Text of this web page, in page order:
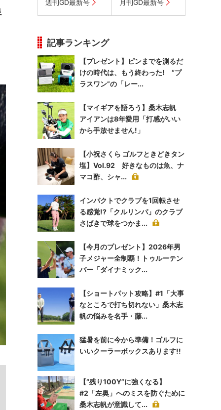
週刊GD最新号 月刊GD最新号
記事ランキング
【プレゼント】ピンまでを測るだ
けの時代は、もう終わった! “プ
ラスワン”の「レー...
【マイギアを語ろう】桑木志帆
アイアンは8年愛用「打感がいい
から手放せません!」
【小祝さくら ゴルフときどきタン
塩】Vol.92 好きなものは魚、ナ
マコ酢、シャ...
インパクトでクラブを1回転させ
る感覚!?「クルリンパ」のクラブ
さばきで球をつかま...
【今月のプレゼント】2026年男
子メジャー全制覇！トゥルーテン
パー「ダイナミック...
【ショートパット攻略】#1「大事
なところで打ち切れない」桑木志
帆の悩みを名手・藤...
猛暑を前に今から準備！ゴルフに
いいクーラーボックスあります!!
【“残り100Y”に強くなる】
#2「左奥」へのミスを防ぐために
桑木志帆が意識して...